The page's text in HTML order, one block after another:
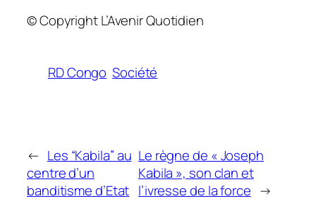
© Copyright L’Avenir Quotidien
RD Congo Société
← Les “Kabila” au
centre d’un
banditisme d’Etat
Le règne de « Joseph
Kabila », son clan et
l’ivresse de la force →